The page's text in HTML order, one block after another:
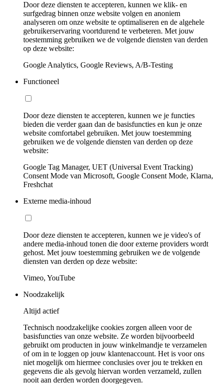
Door deze diensten te accepteren, kunnen we klik- en
surfgedrag binnen onze website volgen en anoniem
analyseren om onze website te optimaliseren en de algehele
gebruikerservaring voortdurend te verbeteren. Met jouw
toestemming gebruiken we de volgende diensten van derden
op deze website:
Google Analytics, Google Reviews, A/B-Testing
Functioneel
Door deze diensten te accepteren, kunnen we je functies
bieden die verder gaan dan de basisfuncties en kun je onze
website comfortabel gebruiken. Met jouw toestemming
gebruiken we de volgende diensten van derden op deze
website:
Google Tag Manager, UET (Universal Event Tracking)
Consent Mode van Microsoft, Google Consent Mode, Klarna,
Freshchat
Externe media-inhoud
Door deze diensten te accepteren, kunnen we je video's of
andere media-inhoud tonen die door externe providers wordt
gehost. Met jouw toestemming gebruiken we de volgende
diensten van derden op deze website:
Vimeo, YouTube
Noodzakelijk
Altijd actief
Technisch noodzakelijke cookies zorgen alleen voor de
basisfuncties van onze website. Ze worden bijvoorbeeld
gebruikt om producten in jouw winkelmandje te verzamelen
of om in te loggen op jouw klantenaccount. Het is voor ons
niet mogelijk om hiermee conclusies over jou te trekken en
gegevens die als gevolg hiervan worden verzameld, zullen
nooit aan derden worden doorgegeven.